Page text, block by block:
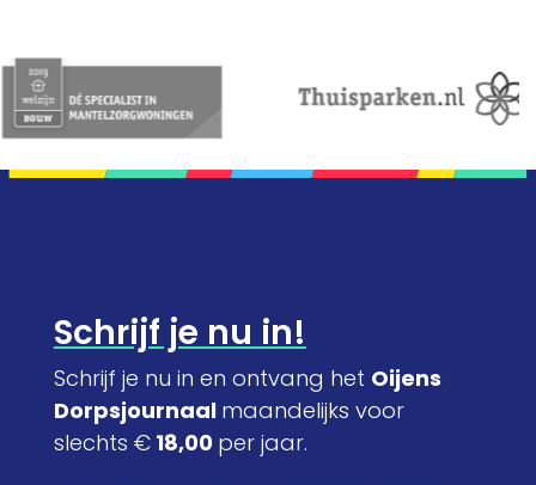
Schrijf je nu in!
Schrijf je nu in en ontvang het Oijens
Dorpsjournaal maandelijks voor
slechts €18,00 per jaar.